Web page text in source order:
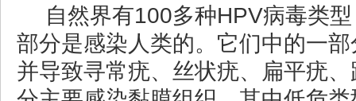
自然界有100多种HPV病毒类
部分是感染人类的。它们中的一
并导致寻常疣、丝状疣、扁平疣